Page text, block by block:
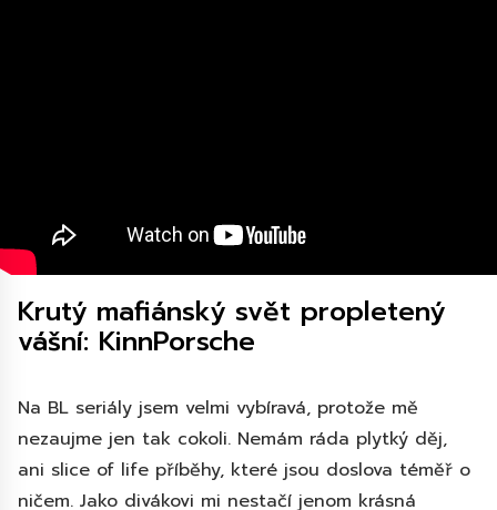
Krutý mafiánský svět propletený
vášní: KinnPorsche
Na BL seriály jsem velmi vybíravá, protože mě
nezaujme jen tak cokoli. Nemám ráda plytký děj,
ani slice of life příběhy, které jsou doslova téměř o
ničem. Jako divákovi mi nestačí jenom krásná